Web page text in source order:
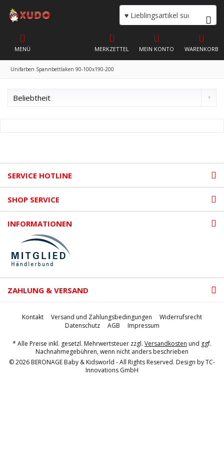
WARENKORB
MERKZETTEL MEIN KONTO
MENÜ
Unifarben Spannbettlaken 90-100x190-200
SERVICE HOTLINE
SHOP SERVICE
INFORMATIONEN
ZAHLUNG & VERSAND
Kontakt Versand und Zahlungsbedingungen
Widerrufsrecht
Datenschutz
AGB Impressum
* Alle Preise inkl. gesetzl. Mehrwertsteuer zzgl. Versandkosten und ggf.
Nachnahmegebühren, wenn nicht anders beschrieben
© 2026 BERONAGE Baby & Kidsworld - All Rights Reserved. Design byTC-
Innovations GmbH